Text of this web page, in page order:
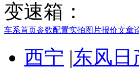
变速箱：
车系首页参数配置实拍图片报价文章
西宁 |东风日